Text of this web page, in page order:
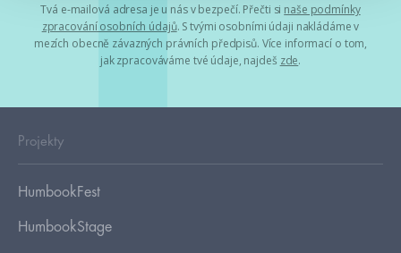
Tvá e-mailová adresa je u nás v bezpečí. Přečti si naše podmínky
zpracování osobních údajů. S tvými osobními údaji nakládáme v
mezích obecně závazných právních předpisů. Více informací o tom,
jak zpracováváme tvé údaje, najdeš zde.
Projekty
HumbookFest
HumbookStage